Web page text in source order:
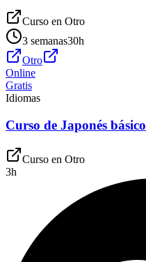
Curso en Otro
3 semanas30h
Otro
Online
Gratis
Idiomas
Curso de Japonés básico
Curso en Otro
3h